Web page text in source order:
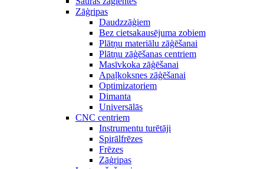
Zāģripas
Daudzzāģiem
Bez cietsakausējuma zobiem
Plātņu materiālu zāģēšanai
Plātņu zāģēšanas centriem
Masīvkoka zāģēšanai
Apaļkoksnes zāģēšanai
Optimizatoriem
Dimanta
Universālās
CNC centriem
Instrumentu turētāji
Spirālfrēzes
Frēzes
Zāģripas